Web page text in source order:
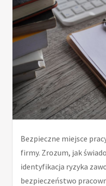
Bezpieczne miejsce
firmy. Zrozum, jak
identyfikacja ryzyka
bezpieczeństwo